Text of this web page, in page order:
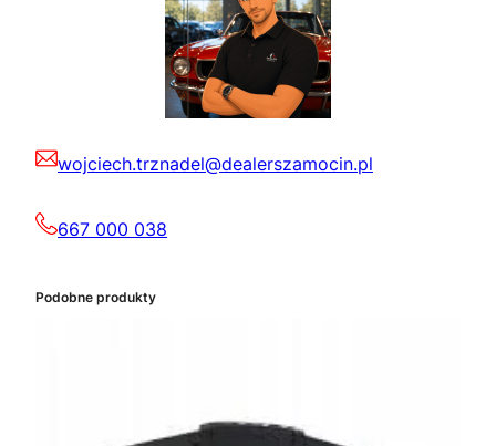
wojciech.trznadel@dealerszamocin.pl
667 000 038
Podobne produkty